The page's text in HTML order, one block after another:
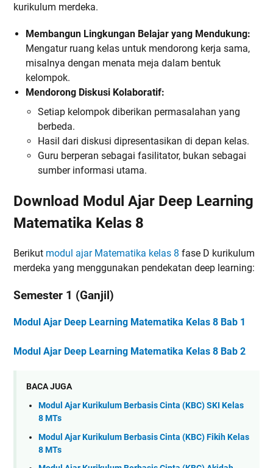
kurikulum merdeka.
Membangun Lingkungan Belajar yang Mendukung:
Mengatur ruang kelas untuk mendorong kerja sama,
misalnya dengan menata meja dalam bentuk
kelompok.
Mendorong Diskusi Kolaboratif:
Setiap kelompok diberikan permasalahan yang
berbeda.
Hasil dari diskusi dipresentasikan di depan kelas.
Guru berperan sebagai fasilitator, bukan sebagai
sumber informasi utama.
Download Modul Ajar Deep Learning
Matematika Kelas 8
Berikut modul ajar Matematika kelas 8 fase D kurikulum
merdeka yang menggunakan pendekatan deep learning:
Semester 1 (Ganjil)
Modul Ajar Deep Learning Matematika Kelas 8 Bab 1
Modul Ajar Deep Learning Matematika Kelas 8 Bab 2
BACA JUGA
Modul Ajar Kurikulum Berbasis Cinta (KBC) SKI Kelas
8 MTs
Modul Ajar Kurikulum Berbasis Cinta (KBC) Fikih Kelas
8 MTs